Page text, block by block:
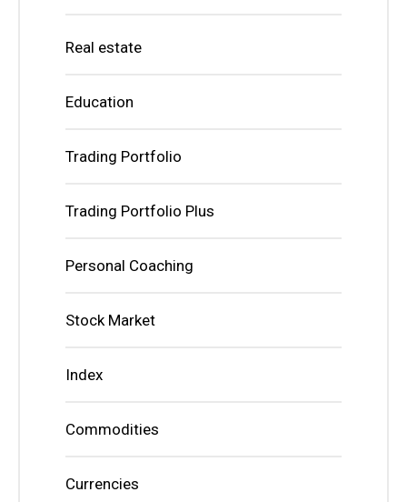
Real estate
Education
Trading Portfolio
Trading Portfolio Plus
Personal Coaching
Stock Market
Index
Commodities
Currencies